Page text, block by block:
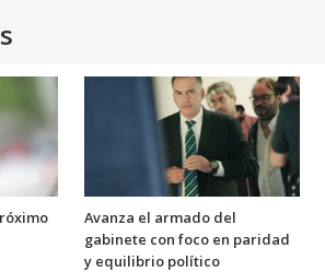
Avanza el armado del
gabinete con foco en paridad
y equilibrio político